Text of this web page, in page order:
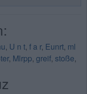
, U n t, f a r, Eunrt, ml
, Mlrpp, greif, stoße,